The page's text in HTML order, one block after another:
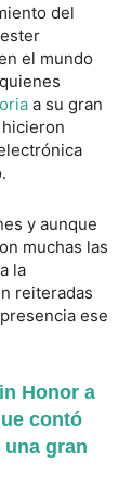
del
el mundo
a su gran
y aunque
muchas las
la
reiteradas
ese
Honor a
contó
gran